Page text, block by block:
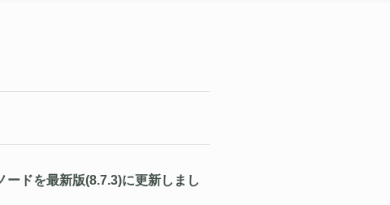
ードを最新版(8.7.3)に更新しまし